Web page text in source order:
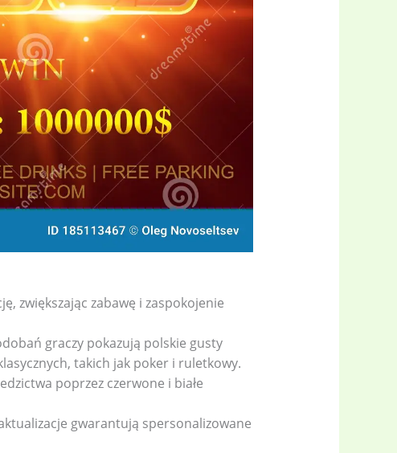
(19)
zwiększając zabawę i zaspokojenie
graczy pokazują polskie gusty
takich jak poker i ruletkowy.
poprzez czerwone i białe
gwarantują spersonalizowane